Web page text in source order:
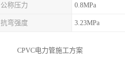
公称压力 0.8MPa
抗弯强度 3.23MPa
CPVC电力管施工方案